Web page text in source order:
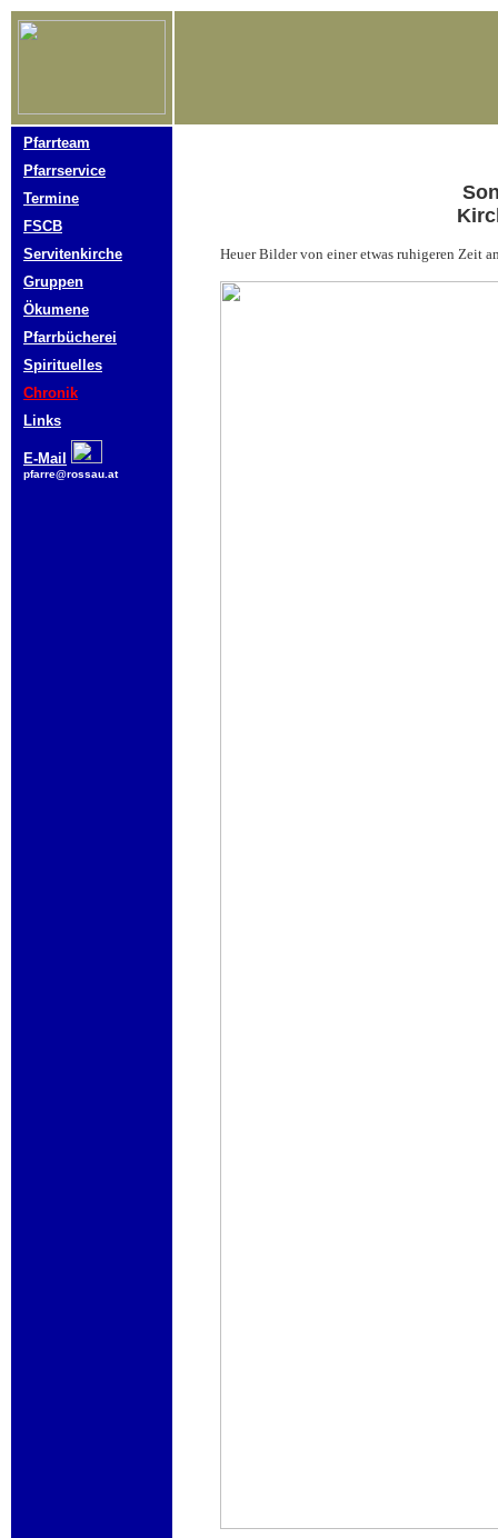
Pfarrteam
Pfarrservice
Termine
FSCB
Servitenkirche
Gruppen
Ökumene
Pfarrbücherei
Spirituelles
Chronik
Links
E-Mail
pfarre@rossau.at
Heuer Bilder von einer etwas ruhigeren Zeit